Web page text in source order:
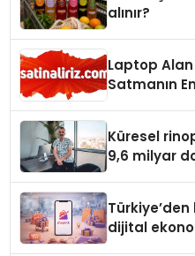
alınır?
Laptop
Satmanın
Küresel
9,6 milyar
dijital